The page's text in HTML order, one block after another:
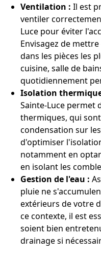
Ventilation : Il est
ventiler
Luce pour éviter
Envisagez de
dans les pièces les
cuisine, salle de
quotidiennement
Isolation
Sainte-Luce permet
thermiques, qui
condensation sur
d'optimiser
notamment en
en isolant les
Gestion de l'eau :
pluie ne
extérieurs de votre
ce contexte, il est
soient bien
drainage si